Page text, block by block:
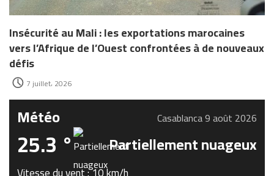
Insécurité au Mali : les exportations marocaines
vers l’Afrique de l’Ouest confrontées à de nouveaux
défis
7 juillet، 2026